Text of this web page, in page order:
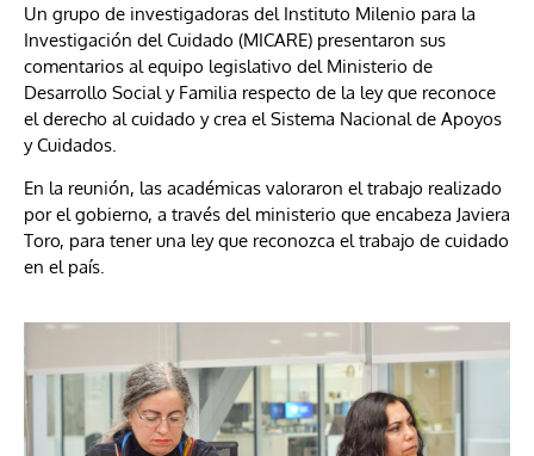
Un grupo de investigadoras del Instituto Milenio para la
Investigación del Cuidado (MICARE) presentaron sus
comentarios al equipo legislativo del Ministerio de
Desarrollo Social y Familia respecto de la ley que reconoce
el derecho al cuidado y crea el Sistema Nacional de Apoyos
y Cuidados.
En la reunión, las académicas valoraron el trabajo realizado
por el gobierno, a través del ministerio que encabeza Javiera
Toro, para tener una ley que reconozca el trabajo de cuidado
en el país.